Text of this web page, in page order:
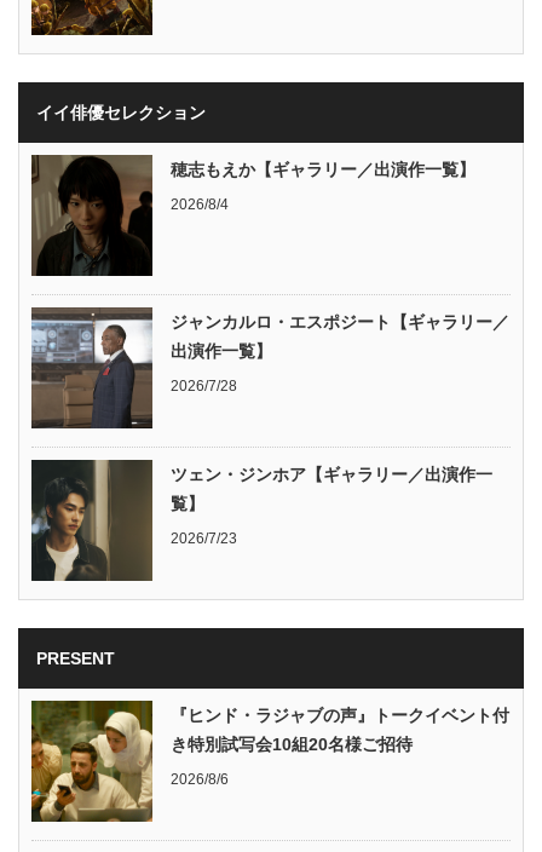
イイ俳優セレクション
穂志もえか【ギャラリー／出演作一覧】
2026/8/4
ジャンカルロ・エスポジート【ギャラリー／
出演作一覧】
2026/7/28
ツェン・ジンホア【ギャラリー／出演作一
覧】
2026/7/23
PRESENT
『ヒンド・ラジャブの声』トークイベント付
き特別試写会10組20名様ご招待
2026/8/6